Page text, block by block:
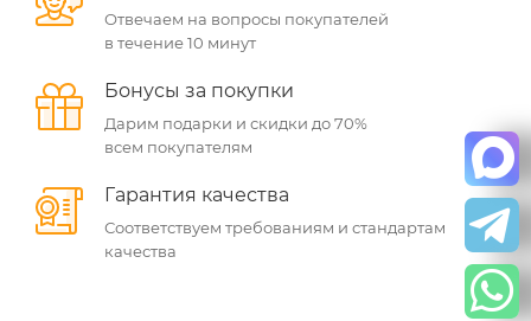
Отвечаем на вопросы покупателей
в течение 10 минут
Бонусы за покупки
Дарим подарки и скидки до 70%
всем покупателям
Гарантия качества
Соответствуем требованиям и стандартам
качества